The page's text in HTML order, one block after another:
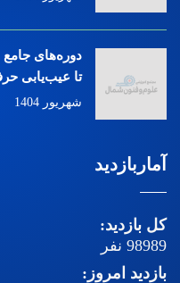
دوره‌های
تا عیب‌یابی
شهریور 1404
آماربازدید
کل بازدید:
98989 نفر
بازدید امروز: